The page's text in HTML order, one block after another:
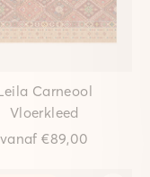
Carneool
Vloerkleed
vanaf€89,00